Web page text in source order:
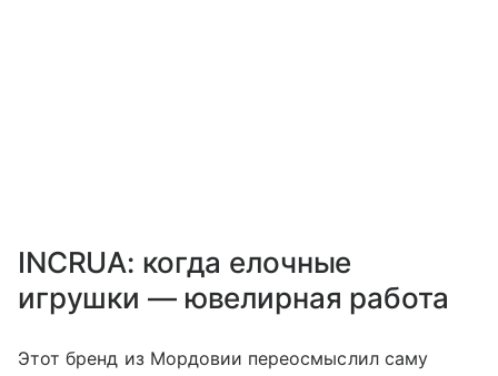
INCRUA: когда елочные
игрушки — ювелирная работа
Этот бренд из Мордовии переосмыслил саму